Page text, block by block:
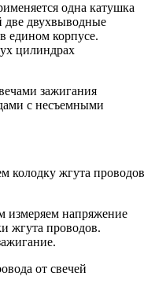
одна катушка
две двухвыводные
едином корпусе.
цилиндрах
зажигания
с несъемными
колодку жгута проводов
измеряем напряжение
жгута проводов.
от свечей